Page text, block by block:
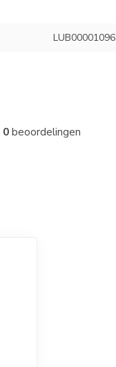
LUB00001096
0beoordelingen